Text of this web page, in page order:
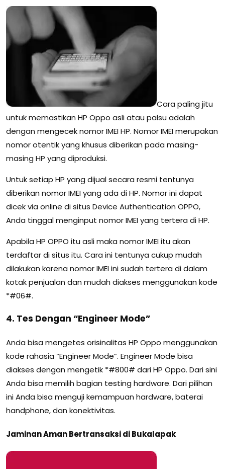
Cara paling jitu
untuk memastikan HP Oppo asli atau palsu adalah
dengan mengecek nomor IMEI HP. Nomor IMEI merupakan
nomor otentik yang khusus diberikan pada masing-
masing HP yang diproduksi.
Untuk setiap HP yang dijual secara resmi tentunya
diberikan nomor IMEI yang ada di HP. Nomor ini dapat
dicek via online di situs Device Authentication OPPO,
Anda tinggal menginput nomor IMEI yang tertera di HP.
Apabila HP OPPO itu asli maka nomor IMEI itu akan
terdaftar di situs itu. Cara ini tentunya cukup mudah
dilakukan karena nomor IMEI ini sudah tertera di dalam
kotak penjualan dan mudah diakses menggunakan kode
*#06#.
4. Tes Dengan “Engineer Mode”
Anda bisa mengetes orisinalitas HP Oppo menggunakan
kode rahasia “Engineer Mode”. Engineer Mode bisa
diakses dengan mengetik *#800# dari HP Oppo. Dari sini
Anda bisa memilih bagian testing hardware. Dari pilihan
ini Anda bisa menguji kemampuan hardware, baterai
handphone, dan konektivitas.
Jaminan Aman Bertransaksi di Bukalapak